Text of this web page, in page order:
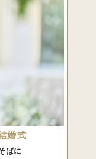
婚式
ばに